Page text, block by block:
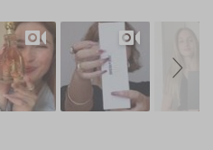
Slideshow
Slide controls